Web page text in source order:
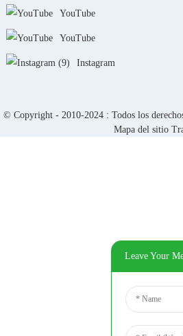
YouTube
YouTube
Instagram
© Copyright - 2010-2024 : Todos los
Mapa del sitio
Leave Your